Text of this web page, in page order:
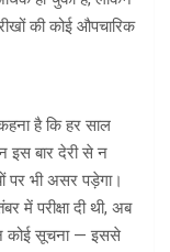
की कोई औपचारिक
है कि हर साल
इस बार देरी से न
पर भी असर पड़ेगा।
में परीक्षा दी थी, अब
कोई सूचना — इससे